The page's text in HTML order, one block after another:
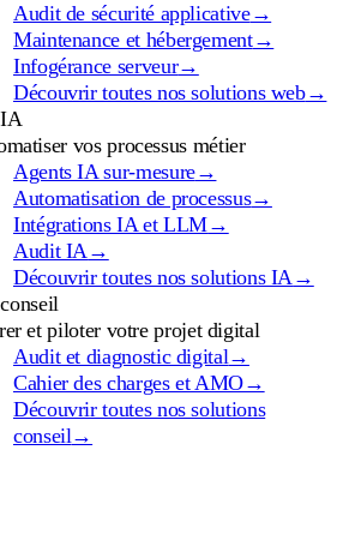
Audit de sécurité applicative→
Maintenance et hébergement→
Infogérance serveur→
Découvrir toutes nos solutions web→
vos processus métier
Agents IA sur-mesure→
Automatisation de processus→
Intégrations IA et LLM→
Audit IA→
Découvrir toutes nos solutions IA→
et piloter votre projet digital
Audit et diagnostic digital→
Cahier des charges et AMO→
Découvrir toutes nos solutions
conseil→